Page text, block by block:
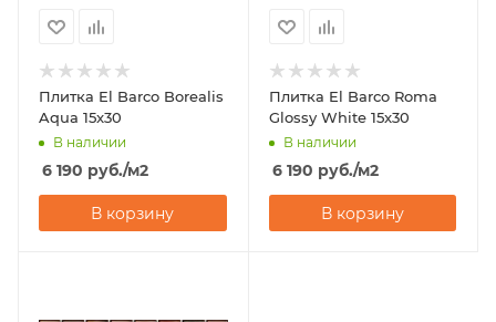
Плитка El Barco Borealis
Aqua 15x30
В наличии
6 190 руб./м2
В корзину
Плитка El Barco Roma
Glossy White 15x30
В наличии
6 190 руб./м2
В корзину